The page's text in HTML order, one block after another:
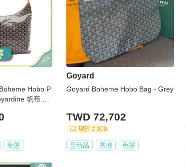
Hobo P
帆布 BO
免運
Goyard
Goyard Boheme Hobo Bag - Grey
TWD 72,702
現折 2,000
全新品 香港 免運